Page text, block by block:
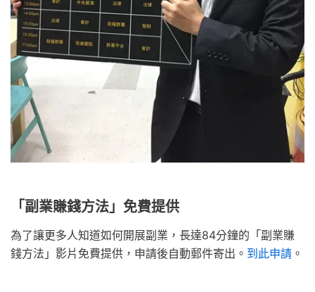
「副業賺錢方法」免費提供
為了讓更多人知道如何開展副業，長達84分鐘的「副業賺
錢方法」影片免費提供，申請後自動郵件寄出。 到此申請 。